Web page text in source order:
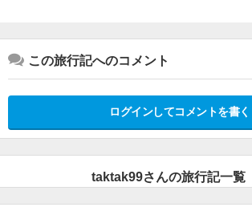
この旅行記へのコメント
ログインしてコメントを書く
taktak99さんの旅行記一覧